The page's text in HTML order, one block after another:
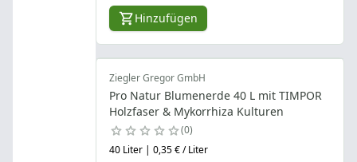
Hinzufügen
Ziegler Gregor GmbH
Pro Natur Blumenerde 40 L mit TIMPOR
Holzfaser & Mykorrhiza Kulturen
0
40 Liter | 0,35 € / Liter